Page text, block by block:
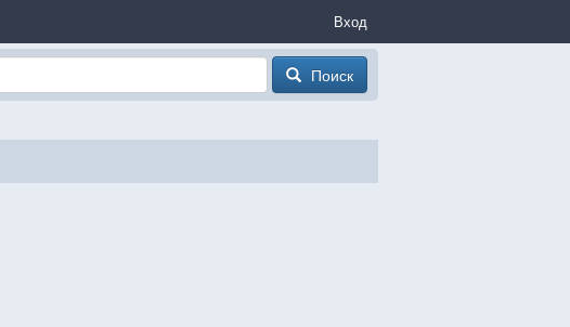
Вход
Поиск